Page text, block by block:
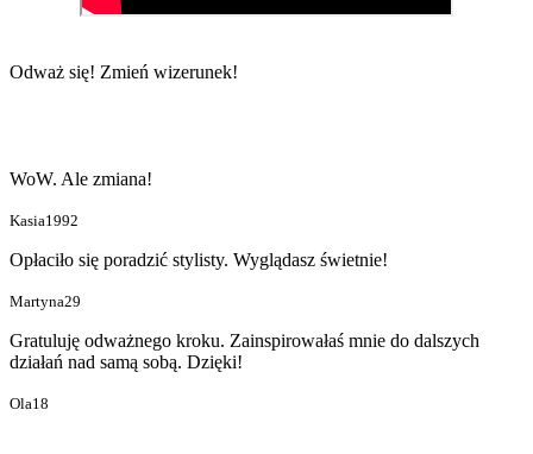
Odważ się! Zmień wizerunek!
WoW. Ale zmiana!
Kasia1992
Opłaciło się poradzić stylisty. Wyglądasz świetnie!
Martyna29
Gratuluję odważnego kroku. Zainspirowałaś mnie do dalszych
działań nad samą sobą. Dzięki!
Ola18